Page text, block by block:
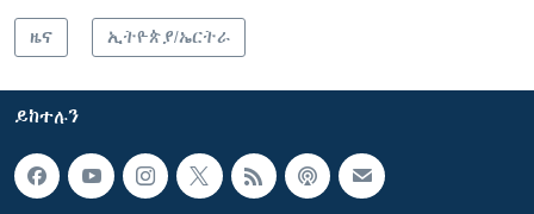
ዜና ኢትዮጵያ/ኤርትራ
ይከተሉን